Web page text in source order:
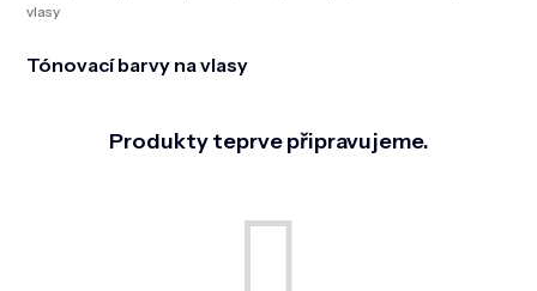
VLASY
ZDRAVÍ
vlasy
Tónovací barvy na vlasy
Produkty teprve připravujeme.